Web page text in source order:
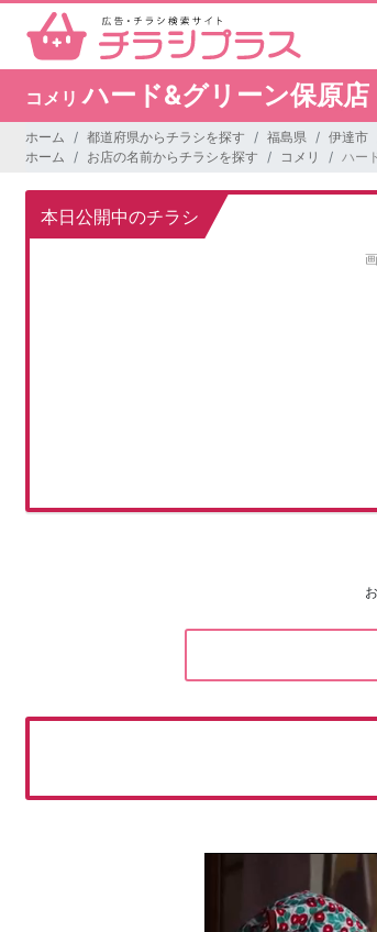
コメリハード&グリーン保原店
ホーム 都道府県からチラシを探す 福島県 伊達市
ホーム
お店の名前からチラシを探す コメリ ハー
本日公開中のチラシ